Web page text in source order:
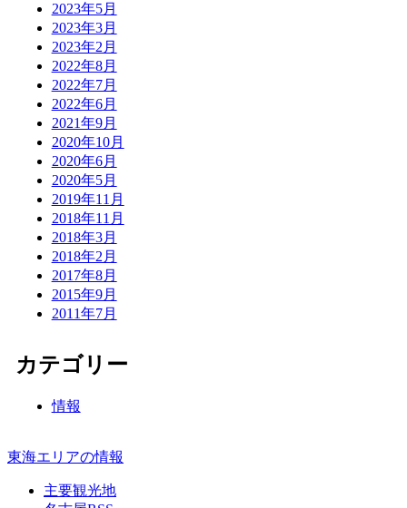
2023年5月
2023年3月
2023年2月
2022年8月
2022年7月
2022年6月
2021年9月
2020年10月
2020年6月
2020年5月
2019年11月
2018年11月
2018年3月
2018年2月
2017年8月
2015年9月
2011年7月
カテゴリー
情報
東海エリアの情報
主要観光地